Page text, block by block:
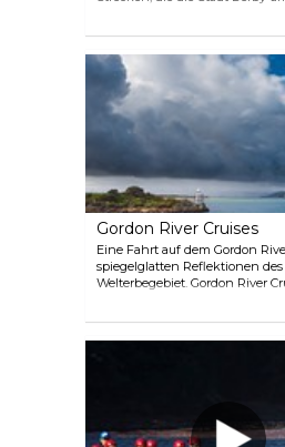
es das Zentrum des
schnell Sie können bergab.
Gordon River Cruises
Eine Fahrt auf dem Gordon
spiegelglatten Reflektionen
Welterbegebiet. Gordon River
Heritage Cruises bringen Sie
Wasserweg bis nach Sarah